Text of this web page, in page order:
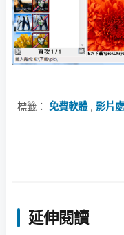
標籤： 免費軟體, 影片
延伸閱讀